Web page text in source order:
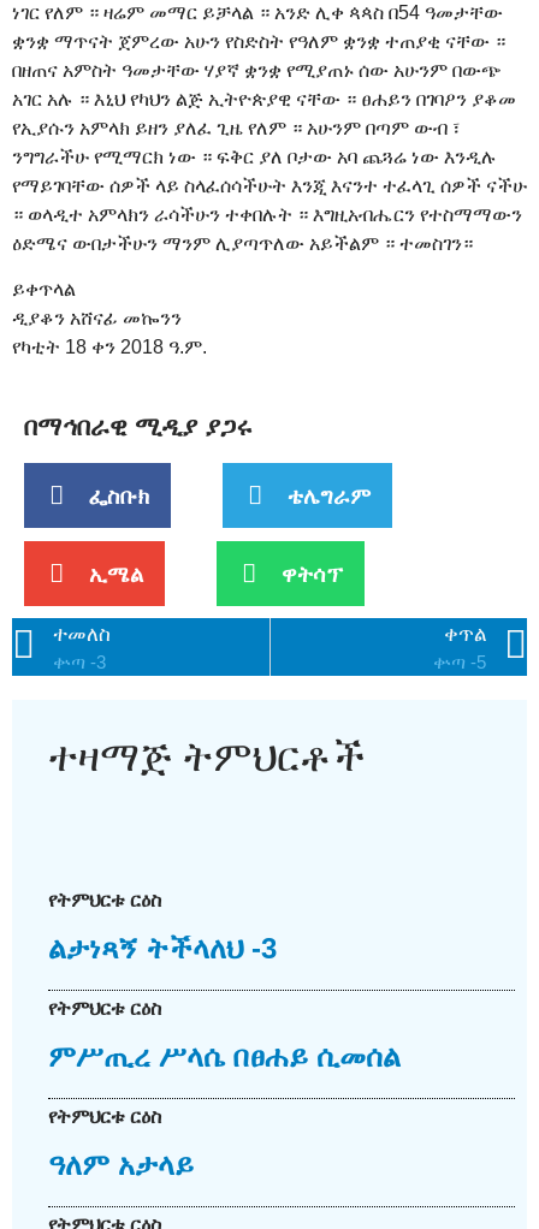
ነገር የለም ። ዛሬም መማር ይቻላል ። አንድ ሊቀ ጳጳስ በ54 ዓመታቸው
ቋንቋ ማጥናት ጀምረው አሁን የስድስት የዓለም ቋንቋ ተጠያቂ ናቸው ።
በዘጠና አምስት ዓመታቸው ሃያኛ ቋንቋ የሚያጠኑ ሰው አሁንም በውጭ
አገር አሉ ። እኒህ የካህን ልጅ ኢትዮጵያዊ ናቸው ። ፀሐይን በገባዖን ያቆመ
የኢያሱን አምላክ ይዘን ያለፈ ጊዜ የለም ። አሁንም በጣም ውብ ፣
ንግግራችሁ የሚማርክ ነው ። ፍቅር ያለ ቦታው አባ ጨጓሬ ነው እንዲሉ
የማይገባቸው ሰዎች ላይ ስላፈሰሳችሁት እንጂ እናንተ ተፈላጊ ሰዎች ናችሁ
። ወላዲተ አምላክን ራሳችሁን ተቀበሉት ። እግዚአብሔርን የተስማማውን
ዕድሜና ውበታችሁን ማንም ሊያጣጥለው አይችልም ። ተመስገን።
ይቀጥላል
ዲያቆን አሸናፊ መኰንን
የካቲት 18 ቀን 2018 ዓ.ም.
በማኅበራዊ ሚዲያ ያጋሩ
ፌስቡክ ቴሌግራም
ኢሜል ዋትሳፕ
ተመለስ
ቍጣ -3
ቀጥል
ቍጣ -5
ተዛማጅ ትምህርቶች
የትምህርቱ ርዕስ
ልታነጻኝ ትችላለህ -3
የትምህርቱ ርዕስ
ምሥጢረ ሥላሴ በፀሐይ ሲመሰል
የትምህርቱ ርዕስ
ዓለም አታላይ